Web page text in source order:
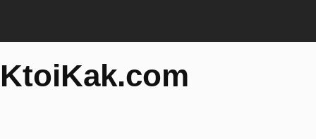
KtoiKak.com